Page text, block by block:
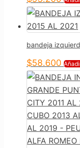
bandeja
$58.600